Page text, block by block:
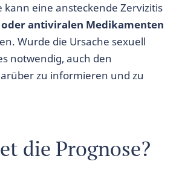
kann eine ansteckende Zervizitis
antiviralen Medikamenten
Wurde die Ursache sexuell
notwendig, auch den
zu informieren und zu
die Prognose?